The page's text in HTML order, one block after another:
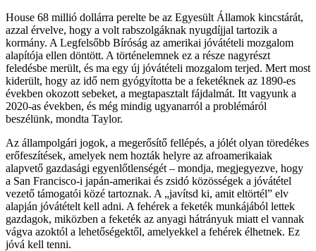
House 68 millió dollárra perelte be az Egyesült Államok kincstárát,
azzal érvelve, hogy a volt rabszolgáknak nyugdíjjal tartozik a
kormány. A Legfelsőbb Bíróság az amerikai jóvátételi mozgalom
alapítója ellen döntött. A történelemnek ez a része nagyrészt
feledésbe merült, és ma egy új jóvátételi mozgalom terjed. Mert most
kiderült, hogy az idő nem gyógyította be a feketéknek az 1890-es
években okozott sebeket, a megtapasztalt fájdalmát. Itt vagyunk a
2020-as években, és még mindig ugyanarról a problémáról
beszélünk, mondta Taylor.
Az állampolgári jogok, a megerősítő fellépés, a jólét olyan töredékes
erőfeszítések, amelyek nem hozták helyre az afroamerikaiak
alapvető gazdasági egyenlőtlenségét – mondja, megjegyezve, hogy
a San Francisco-i japán-amerikai és zsidó közösségek a jóvátétel
vezető támogatói közé tartoznak. A „javítsd ki, amit eltörtél” elv
alapján jóvátételt kell adni. A fehérek a feketék munkájából lettek
gazdagok, miközben a feketék az anyagi hátrányuk miatt el vannak
vágva azoktól a lehetőségektől, amelyekkel a fehérek élhetnek. Ez
jóvá kell tenni.